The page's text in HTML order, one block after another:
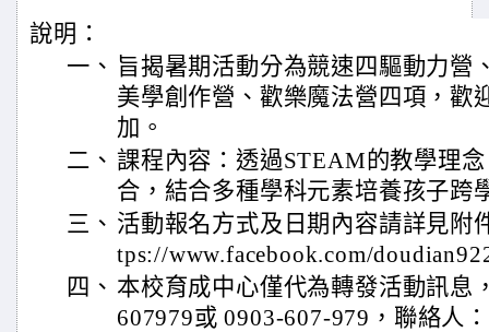
說明：
一、 旨揭暑期活動分為競速四驅動力營
美學創作營、歡樂魔法營四項，歡
加。
二、 課程內容：透過STEAM的教學理
合，結合多種學科元素培養孩子跨
三、 活動報名方式及日期內容請詳見附
tps://www.facebook.com/
四、 本校育成中心僅代為轉發活動訊息
607979或 0903-607-979，聯絡人